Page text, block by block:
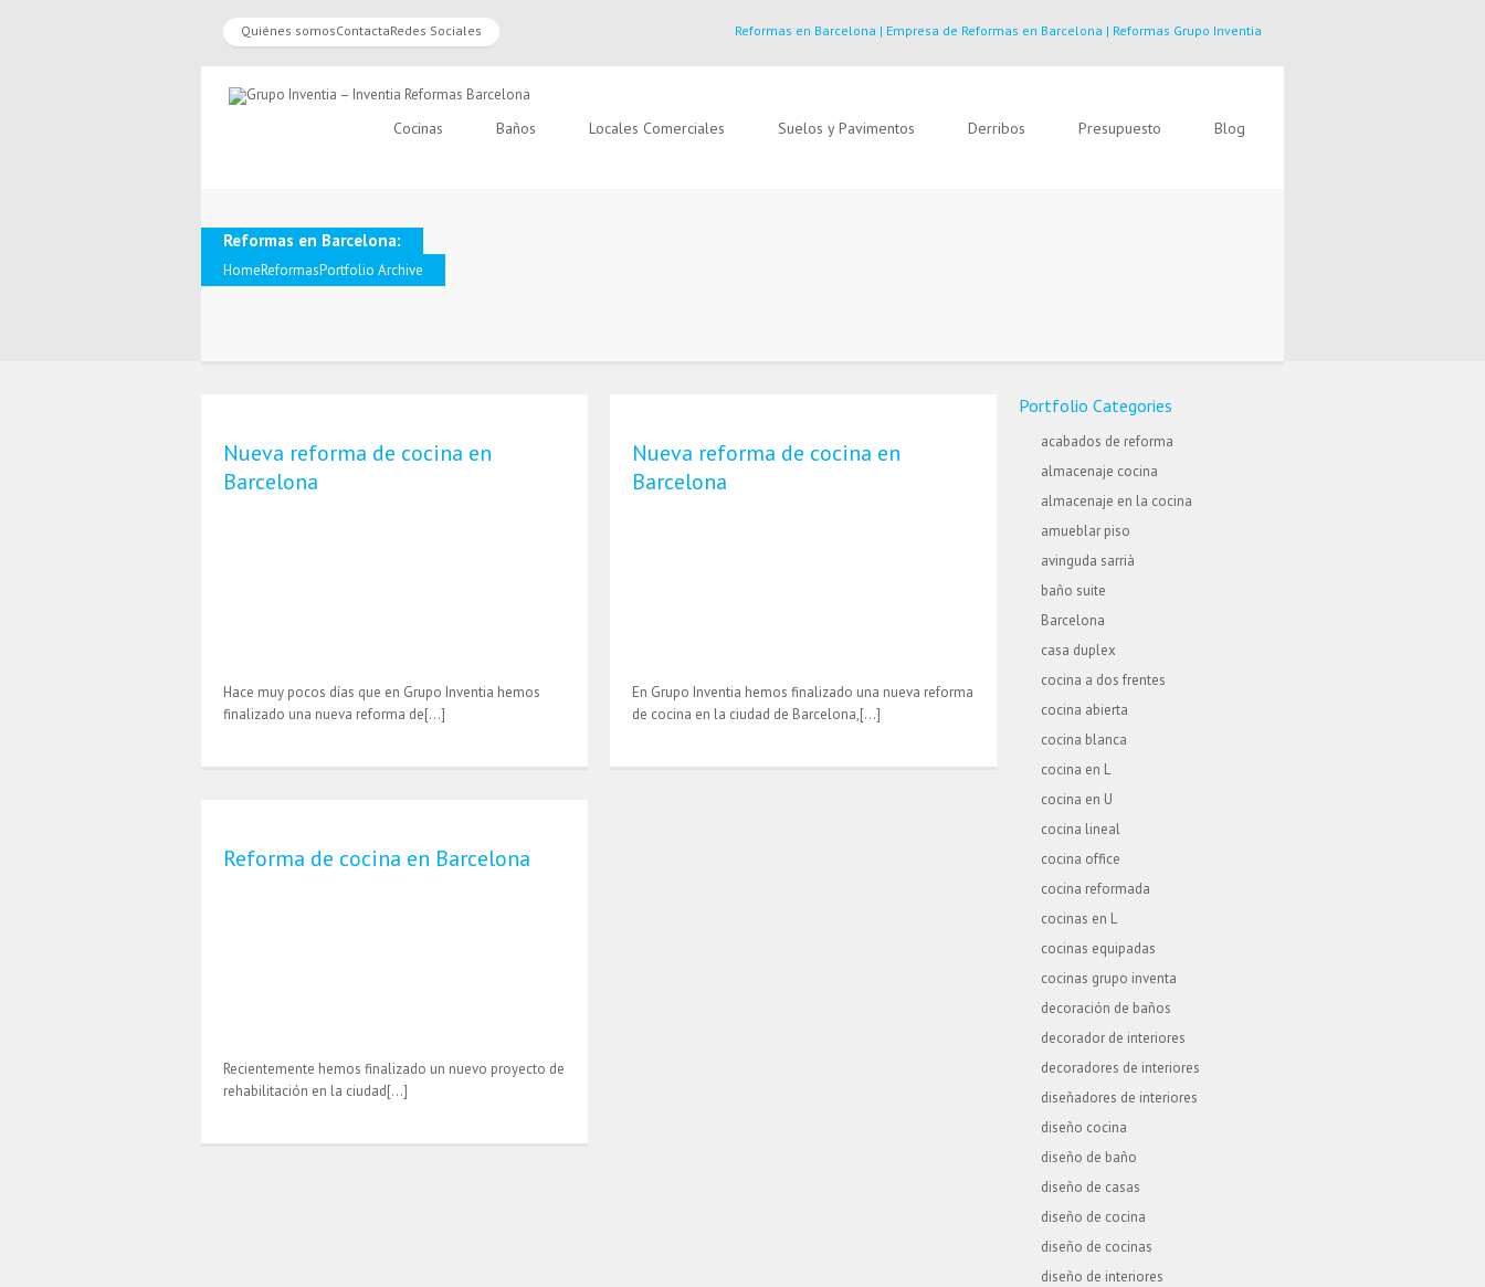
Quiénes somosContactaRedes Sociales Reformas en Barcelona | Empresa de Reformas en Barcelona | Reformas Grupo Inventia
Cocinas Baños Locales Comerciales Suelos y Pavimentos Derribos Presupuesto Blog
Reformas en Barcelona:
HomeReformasPortfolio Archive
Nueva reforma de cocina en
Barcelona
Hace muy pocos días que en Grupo Inventia hemos
finalizado una nueva reforma de[…]
Nueva reforma de cocina en
Barcelona
En Grupo Inventia hemos finalizado una nueva reforma
de cocina en la ciudad de Barcelona,[…]
Reforma de cocina en Barcelona
Recientemente hemos finalizado un nuevo proyecto de
rehabilitación en la ciudad[…]
Portfolio Categories
acabados de reforma
almacenaje cocina
almacenaje en la cocina
amueblar piso
avinguda sarrià
baño suite
Barcelona
casa duplex
cocina a dos frentes
cocina abierta
cocina blanca
cocina en L
cocina en U
cocina lineal
cocina office
cocina reformada
cocinas en L
cocinas equipadas
cocinas grupo inventa
decoración de baños
decorador de interiores
decoradores de interiores
diseñadores de interiores
diseño cocina
diseño de baño
diseño de casas
diseño de cocina
diseño de cocinas
diseño de interiores